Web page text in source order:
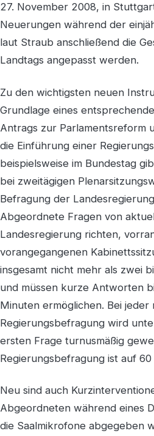
27. November 2008, in
Neuerungen während der
laut Straub anschließend die
Landtags angepasst werden.
Zu den wichtigsten neuen
Grundlage eines
Antrags zur Parlamentsreform
die Einführung einer
beispielsweise im Bundestag
bei zweitägigen
Befragung der
Abgeordnete Fragen von
Landesregierung richten,
vorangegangenen
insgesamt nicht mehr als zwei
und müssen kurze Antworten
Minuten ermöglichen. Bei jeder
Regierungsbefragung wird
ersten Frage turnusmäßig
Regierungsbefragung ist auf
Neu sind auch
Abgeordneten während eines
die Saalmikrofone abgegeben